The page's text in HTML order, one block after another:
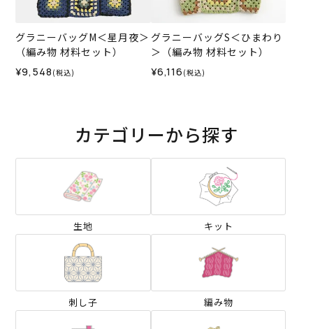
グラニーバッグM＜星月夜＞
（編み物 材料セット）
¥9,548 (税込)
グラニーバッグS＜ひまわり
＞（編み物 材料セット）
¥6,116 (税込)
カテゴリーから探す
生地 キット
刺し子 編み物